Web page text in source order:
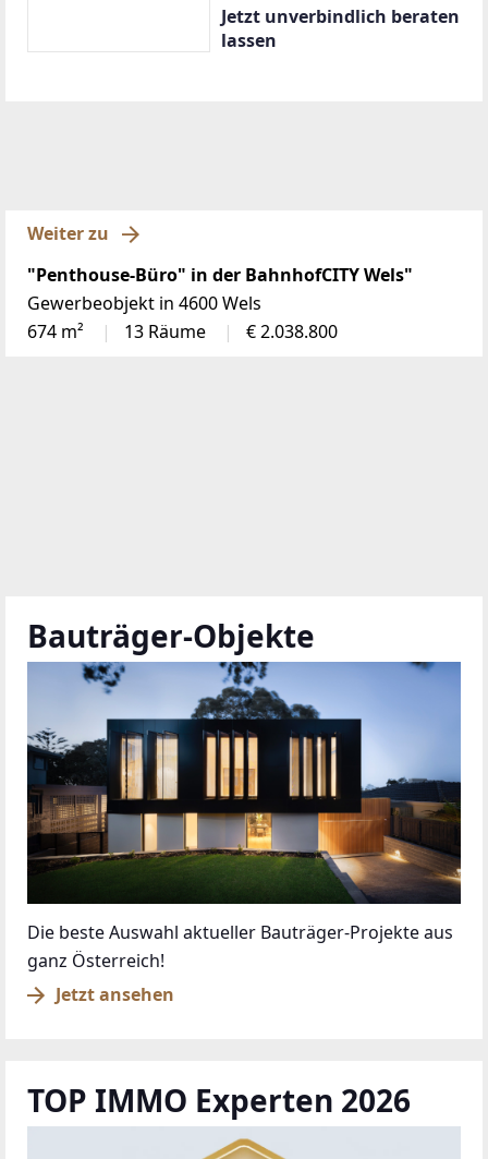
Jetzt unverbindlich beraten
lassen
Weiter zu
"Penthouse-Büro" in der BahnhofCITY Wels"
Gewerbeobjekt in 4600 Wels
674 m²
13 Räume € 2.038.800
Bauträger-Objekte
Die beste Auswahl aktueller Bauträger-Projekte aus
ganz Österreich!
Jetzt ansehen
TOP IMMO Experten 2026